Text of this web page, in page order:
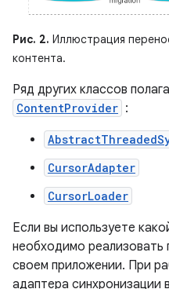
Рис. 2. Иллюстрация
контента.
Ряд других классов
ContentProvider :
CursorAdapter
CursorLoader
Если вы используете
необходимо реализовать
своем приложении. При
адаптера синхронизации